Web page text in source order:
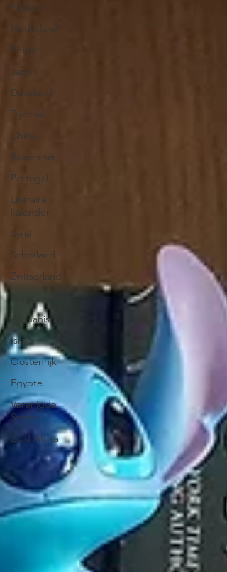
Finland
Nederland
België
Japan
Duitsland
Tsjechië
China
Roemenië
Portugal
Literaire
kalender
Syrië
Schotland
Zwitserland
Afghanistan
Israël
Oostenrijk
Egypte
Verenigde
Staten
Zuid Afrika